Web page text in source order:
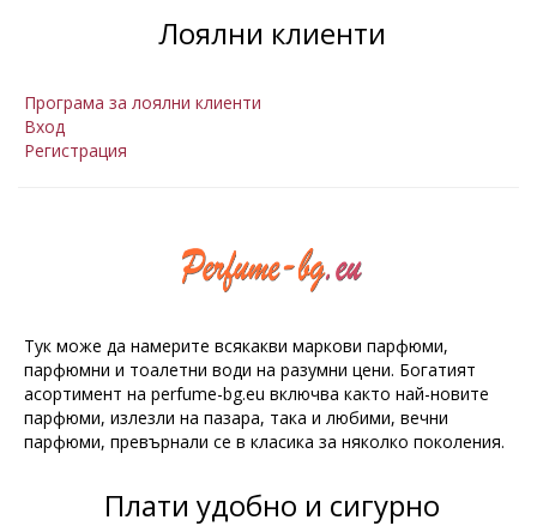
Лоялни клиенти
Програма за лоялни клиенти
Вход
Регистрация
Тук може да намерите всякакви маркови парфюми,
парфюмни и тоалетни води на разумни цени. Богатият
асортимент на perfume-bg.eu включва както най-новите
парфюми, излезли на пазара, така и любими, вечни
парфюми, превърнали се в класика за няколко поколения.
Плати удобно и сигурно